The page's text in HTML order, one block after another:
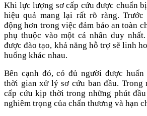
Khi lực lượng sơ cấp cứu được chuẩn
hiệu quả mang lại rất rõ ràng. Trước
động hơn trong việc đảm bảo an toàn
phụ thuộc vào một cá nhân duy
được đào tạo, khả năng hỗ trợ sẽ linh
huống khác nhau.
Bên cạnh đó, có đủ người được
thời gian xử lý sơ cứu ban đầu. Trong
cấp cứu kịp thời trong những phút
nghiêm trọng của chấn thương và hạn